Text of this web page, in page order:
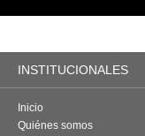
INSTITUCIONALES
Inicio
Quiénes somos